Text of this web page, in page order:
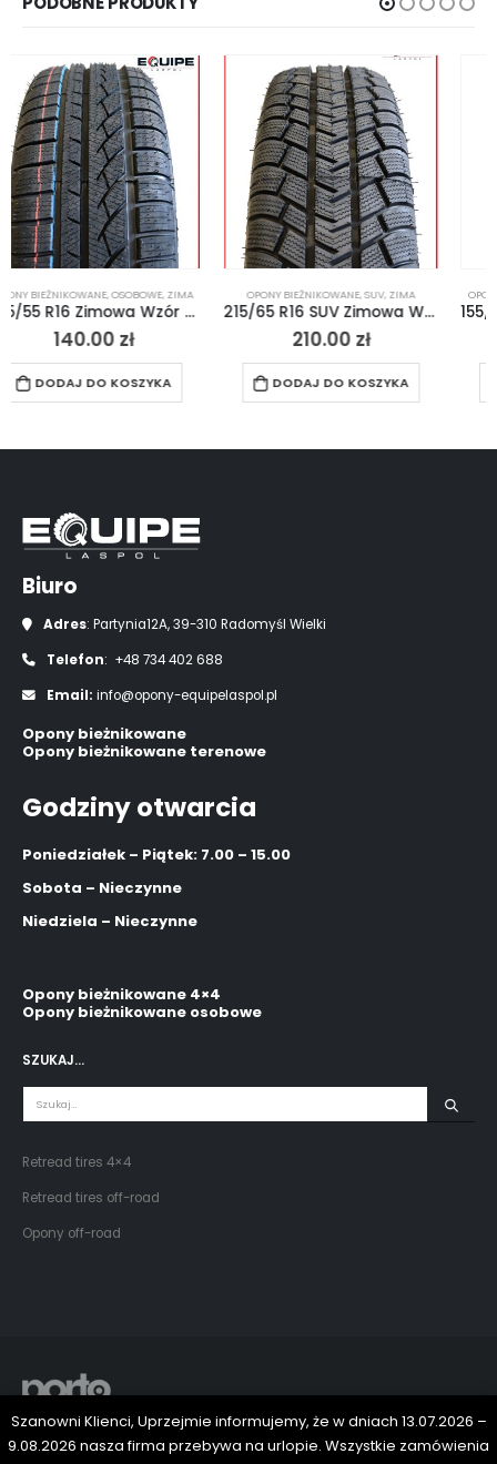
OPONY BIEŻNIKOWANE,SUV,ZIMA
215/65 R16 SUV Zimowa Wzór Mich
210.00
DODAJ DO KOSZYKA
OPONY BIEŻNIKOWANE,OSOBOWE
155/80 R13 Zimowa Wzór Michelin Alpine2
150.00
DODAJ DO KOSZYKA
Biuro
Adres: Partynia12A, 39-310 Radomyśl Wielki
Telefon: +48 734 402 688
Email: info@opony-equipelaspol.pl
Opony bieżnikowane
Opony bieżnikowane terenowe
Godziny otwarcia
Poniedziałek – Piątek: 7.00 – 15.00
Sobota – Nieczynne
Niedziela – Nieczynne
Opony bieżnikowane 4×4
Opony bieżnikowane osobowe
SZUKAJ…
Retread tires 4×4
Retread tires off-road
Opony off-road
© Copyright 2024. All Rights Reserved.
Szanowni Klienci, Uprzejmie informujemy, że w dniach 13.07.2026 –
9.08.2026 nasza firma przebywa na urlopie. Wszystkie zamówienia